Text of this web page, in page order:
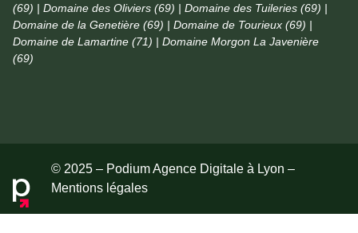
(69) | Domaine des Oliviers (69) | Domaine des Tuileries (69) |
Domaine de la Genetière (69) | Domaine de Tourieux (69) |
Domaine de Lamartine (71) | Domaine Morgon La Javenière
(69)
© 2025 – Podium Agence Digitale à Lyon –
Mentions légales